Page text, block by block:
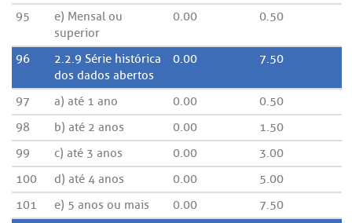
95
e) Mensal ou
superior
0.00 0.50
96
2.2.9 Série histórica
dos dados abertos
0.00 7.50
97 a) até 1 ano 0.00
0.50
98
b) até 2 anos 0.00
1.50
99
c) até 3 anos 0.00
3.00
100
d) até 4 anos 0.00
5.00
101
e) 5 anos ou mais 0.00
7.50